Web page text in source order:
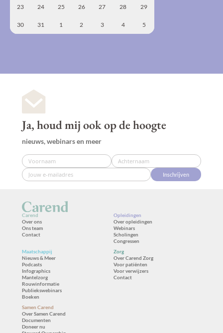
23 24 25 26 27 28 29
30 31 1 2 3 4 5
Ja, houd mij ook op de hoogte
nieuws, webinars en meer
Inschrijven
Carend
Over ons
Ons team
Contact
Opleidingen
Over opleidingen
Webinars
Scholingen
Congressen
Maatschappij
Nieuws & Meer
Podcasts
Infographics
Mantelzorg
Rouwinformatie
Publiekswebinars
Boeken
Zorg
Over Carend Zorg
Voor patiënten
Voor verwijzers
Contact
Samen Carend
Over Samen Carend
Documenten
Doneer nu